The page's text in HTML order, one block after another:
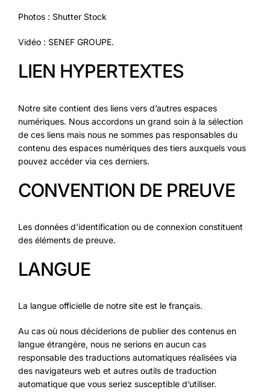
Photos : Shutter Stock
Vidéo : SENEF GROUPE.
LIEN HYPERTEXTES
Notre site contient des liens vers d’autres espaces
numériques. Nous accordons un grand soin à la sélection
de ces liens mais nous ne sommes pas responsables du
contenu des espaces numériques des tiers auxquels vous
pouvez accéder via ces derniers.
CONVENTION DE PREUVE
Les données d’identification ou de connexion constituent
des éléments de preuve.
LANGUE
La langue officielle de notre site est le français.
Au cas où nous déciderions de publier des contenus en
langue étrangère, nous ne serions en aucun cas
responsable des traductions automatiques réalisées via
des navigateurs web et autres outils de traduction
automatique que vous seriez susceptible d’utiliser.